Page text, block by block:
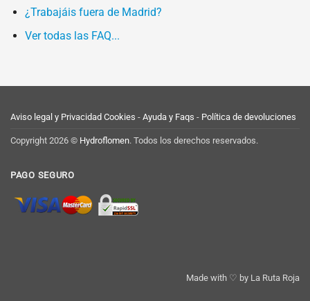
¿Trabajáis fuera de Madrid?
Ver todas las FAQ...
Aviso legal y Privacidad Cookies - Ayuda y Faqs - Política de devoluciones
Copyright 2026 © Hydroflomen. Todos los derechos reservados.
PAGO SEGURO
Made with ♡ by La Ruta Roja